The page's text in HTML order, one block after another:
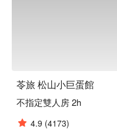
苓旅 松山小巨蛋館
不指定雙人房 2h
4.9 (4173)